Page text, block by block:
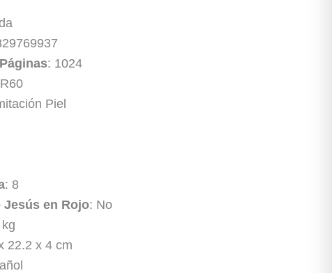
: 1024
Piel
: 8
Jesús en Rojo: No
22.2 x 4 cm